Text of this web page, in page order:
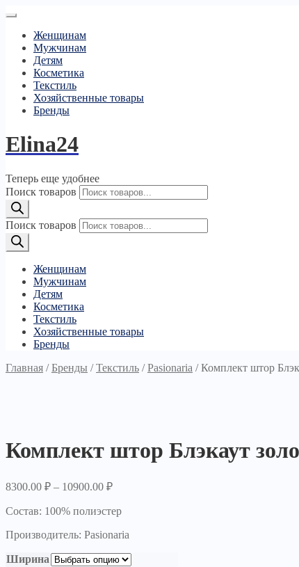
Женщинам
Мужчинам
Детям
Косметика
Текстиль
Хозяйственные товары
Бренды
Elina24
Теперь еще удобнее
Поиск товаров
Поиск товаров
Женщинам
Мужчинам
Детям
Косметика
Текстиль
Хозяйственные товары
Бренды
Главная /Бренды /Текстиль /Pasionaria /Комплект штор
Комплект штор Блэкаут
8300.00 ₽ – 10900.00 ₽
Состав: 100% полиэстер
Производитель: Pasionaria
Ширина